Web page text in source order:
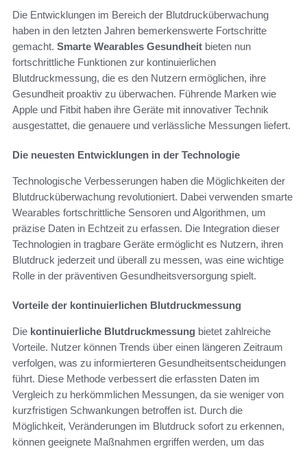
Die Entwicklungen im Bereich der Blutdrucküberwachung
haben in den letzten Jahren bemerkenswerte Fortschritte
gemacht. Smarte Wearables Gesundheit bieten nun
fortschrittliche Funktionen zur kontinuierlichen
Blutdruckmessung, die es den Nutzern ermöglichen, ihre
Gesundheit proaktiv zu überwachen. Führende Marken wie
Apple und Fitbit haben ihre Geräte mit innovativer Technik
ausgestattet, die genauere und verlässliche Messungen liefert.
Die neuesten Entwicklungen in der Technologie
Technologische Verbesserungen haben die Möglichkeiten der
Blutdrucküberwachung revolutioniert. Dabei verwenden smarte
Wearables fortschrittliche Sensoren und Algorithmen, um
präzise Daten in Echtzeit zu erfassen. Die Integration dieser
Technologien in tragbare Geräte ermöglicht es Nutzern, ihren
Blutdruck jederzeit und überall zu messen, was eine wichtige
Rolle in der präventiven Gesundheitsversorgung spielt.
Vorteile der kontinuierlichen Blutdruckmessung
Die kontinuierliche Blutdruckmessung bietet zahlreiche
Vorteile. Nutzer können Trends über einen längeren Zeitraum
verfolgen, was zu informierteren Gesundheitsentscheidungen
führt. Diese Methode verbessert die erfassten Daten im
Vergleich zu herkömmlichen Messungen, da sie weniger von
kurzfristigen Schwankungen betroffen ist. Durch die
Möglichkeit, Veränderungen im Blutdruck sofort zu erkennen,
können geeignete Maßnahmen ergriffen werden, um das